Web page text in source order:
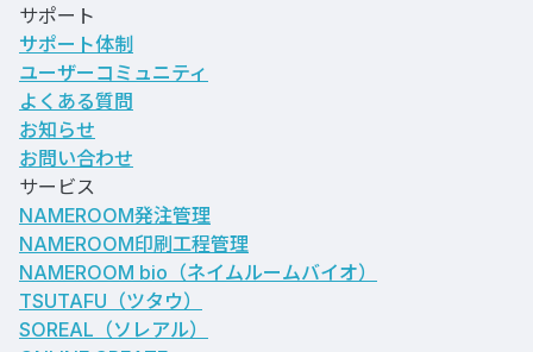
サポート
サポート体制
ユーザーコミュニティ
よくある質問
お知らせ
お問い合わせ
サービス
NAMEROOM発注管理
NAMEROOM印刷工程管理
NAMEROOM bio （ネイムルームバイオ）
TSUTAFU（ツタウ）
SOREAL（ソレアル）